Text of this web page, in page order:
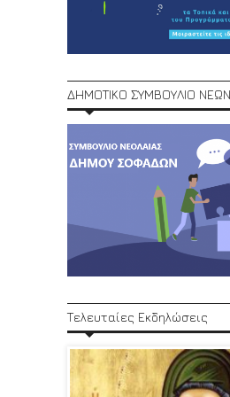
ΔΗΜΟΤΙΚΟ ΣΥΜΒΟΥΛΙΟ
Τελευταίες Εκδηλώσεις